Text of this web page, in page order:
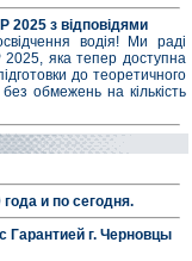
2025 з відповідями
водія! Ми раді
яка тепер доступна
до теоретичного
обмежень на кількість
и по сегодня.
г. Черновцы